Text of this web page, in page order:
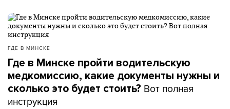
ГДЕ В МИНСКЕ
Где в Минске пройти водительскую
медкомиссию, какие документы нужны и
сколько это будет стоить? Вот полная
инструкция